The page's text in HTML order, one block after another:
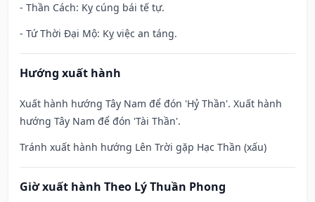
- Thần Cách: Kỵ cúng bái tế tự.
- Tứ Thời Đại Mộ: Kỵ việc an táng.
Hướng xuất hành
Xuất hành hướng Tây Nam để đón 'Hỷ Thần'. Xuất hành
hướng Tây Nam để đón 'Tài Thần'.
Tránh xuất hành hướng Lên Trời gặp Hạc Thần (xấu)
Giờ xuất hành Theo Lý Thuần Phong